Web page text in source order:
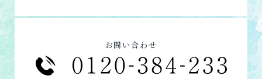
お問い合わせ